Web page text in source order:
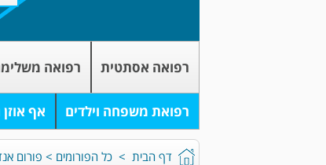
רפואה אסתטית רפואה
רפואת משפחה וילדים אף אוזן
דף הבית > כל הפורומים > פורום